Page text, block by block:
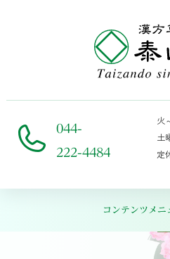
044-
222-4484
火
土
定
コンテンツメニ